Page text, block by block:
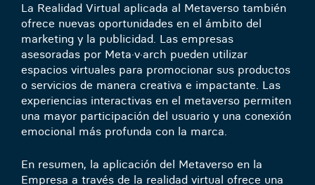
La Realidad Virtual aplicada al Metaverso también
ofrece nuevas oportunidades en el ámbito del
marketing y la publicidad. Las empresas
asesoradas por Meta·v·arch pueden utilizar
espacios virtuales para promocionar sus productos
o servicios de manera creativa e impactante. Las
experiencias interactivas en el metaverso permiten
una mayor participación del usuario y una conexión
emocional más profunda con la marca.
En resumen, la aplicación del Metaverso en la
Empresa a través de la realidad virtual ofrece una